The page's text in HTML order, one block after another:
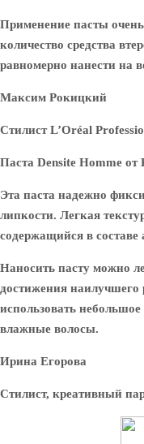
Применение пасты
количество средства
равномерно нанести на
Максим Рокицкий
Стилист L’Oréal
Паста Densite Homme от
Эта паста надежно
липкости. Легкая
содержащийся в составе
Наносить пасту можно
достижения наилучшего
использовать
влажные волосы.
Ирина Егорова
Стилист, креативный